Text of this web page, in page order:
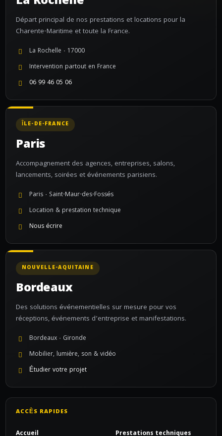
Départ principal de nos prestations et locations pour la
Charente-Maritime et toute la France.
La Rochelle · 17000
Intervention partout en France
06 99 46 05 06
ÎLE-DE-FRANCE
Paris
Accompagnement des agences, entreprises, salons,
lancements, soirées et événements parisiens.
Paris · Saint-Maur-des-Fossés
Location & prestation technique
Nous écrire
NOUVELLE-AQUITAINE
Bordeaux
Des solutions événementielles sur mesure pour vos
réceptions, événements d’entreprise et manifestations.
Bordeaux · Gironde
Mobilier, lumière, son & vidéo
Étudier votre projet
ACCÈS RAPIDES
Accueil Prestations techniques